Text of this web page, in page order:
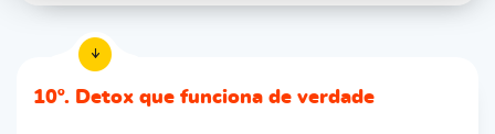
10º. Detox que funciona de verdade